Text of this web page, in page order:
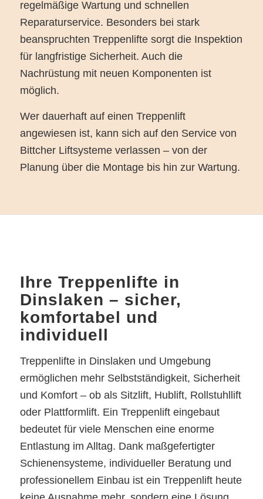
regelmäßige Wartung und schnellen
Reparaturservice. Besonders bei stark
beanspruchten Treppenlifte sorgt die Inspektion
für langfristige Sicherheit. Auch die
Nachrüstung mit neuen Komponenten ist
möglich.
Wer dauerhaft auf einen Treppenlift
angewiesen ist, kann sich auf den Service von
Bittcher Liftsysteme verlassen – von der
Planung über die Montage bis hin zur Wartung.
Ihre Treppenlifte in
Dinslaken – sicher,
komfortabel und
individuell
Treppenlifte in Dinslaken und Umgebung
ermöglichen mehr Selbstständigkeit, Sicherheit
und Komfort – ob als Sitzlift, Hublift, Rollstuhllift
oder Plattformlift. Ein Treppenlift eingebaut
bedeutet für viele Menschen eine enorme
Entlastung im Alltag. Dank maßgefertigter
Schienensysteme, individueller Beratung und
professionellem Einbau ist ein Treppenlift heute